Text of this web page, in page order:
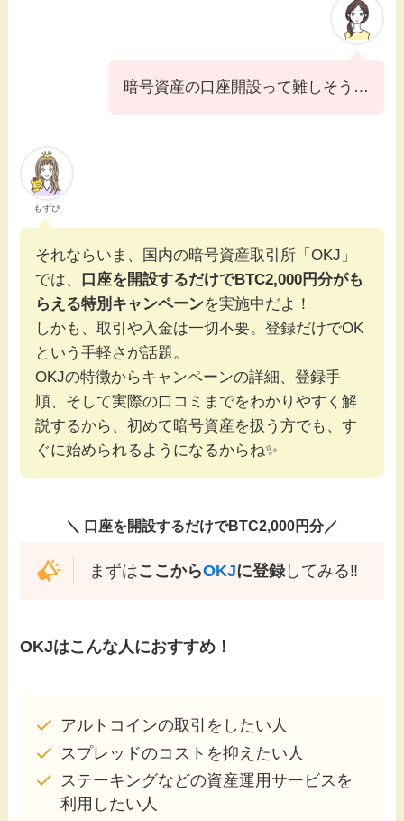
暗号資産の口座開設って難しそう…
もずび
それならいま、国内の暗号資産取引所「OKJ」
では、
口座を開設するだけでBTC2,000円分がも
らえる特別キャンペーンを実施中だよ！
しかも、取引や入金は一切不要。登録だけでOK
という手軽さが話題。
OKJの特徴からキャンペーンの詳細、登録手
順、そして実際の口コミまでをわかりやすく解
説するから、初めて暗号資産を扱う方でも、す
ぐに始められるようになるからね✨️
＼ 口座を開設するだけでBTC2,000円分／
まずはここからOKJに登録してみる‼️
OKJはこんな人におすすめ！
アルトコインの取引をしたい人
スプレッドのコストを抑えたい人
ステーキングなどの資産運用サービスを
利用したい人